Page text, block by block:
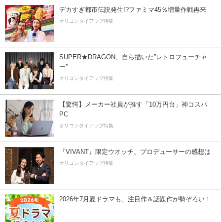
デカすぎ都市伝説発生!?ファミマ45％増量作戦再来
オリコンタイアップ特集
SUPER★DRAGON、自ら描いた”レトロフューチャ
ー”
オリコンタイアップ特集
【驚愕】メーカー社員が推す「10万円台」神コスパ
PC
オリコンタイアップ特集
『VIVANT』限定ウオッチ、プロデューサーの感想は
オリコンタイアップ特集
2026年7月夏ドラマも、注目作＆話題作が勢ぞろい！